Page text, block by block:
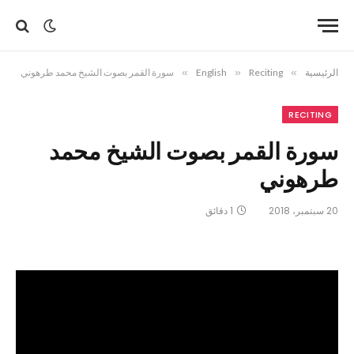
الرئيسية »
English » Reciting
» سورة القمر بصوت الشيخ محمد طرهوني
RECITING
سورة القمر بصوت الشيخ محمد
طرهوني
20 سبتمبر، 2018 1 دقائق